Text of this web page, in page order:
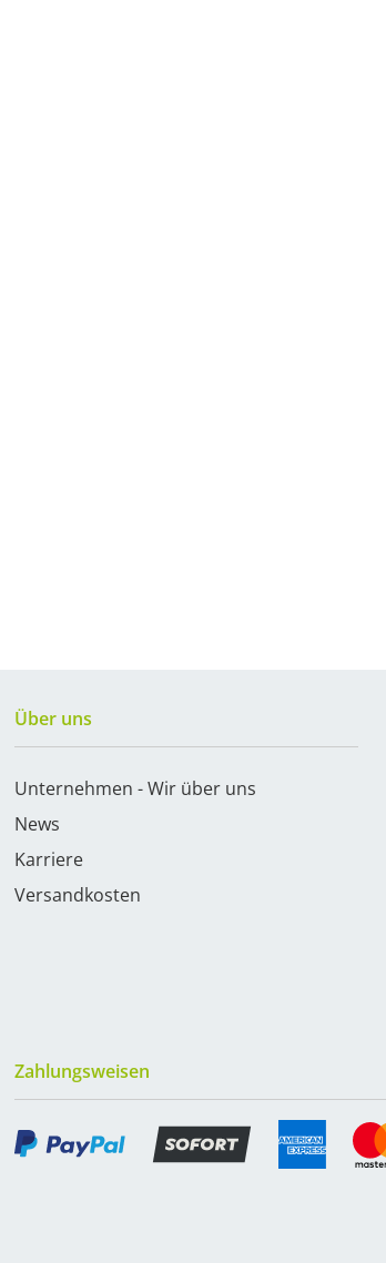
Über uns
Unternehmen - Wir über uns
News
Karriere
Versandkosten
Zahlungsweisen